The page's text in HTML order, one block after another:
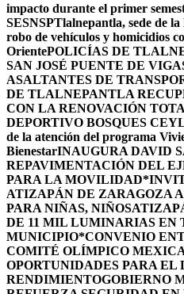
impacto durante el primer
SESNSPTlalnepantla, sede de
robo de vehículos y homicidios
OrientePOLICÍAS DE
SAN JOSÉ PUENTE DE
ASALTANTES DE
DE TLALNEPANTLA
CON LA RENOVACIÓN
DEPORTIVO BOSQUES
de la atención del programa
BienestarINAUGURA DAVID
REPAVIMENTACIÓN DEL
PARA LA MOVILIDAD
ATIZAPÁN DE ZARAGOZA
PARA NIÑAS, NIÑOS
DE 11 MIL LUMINARIAS EN
MUNICIPIO*CONVENIO
COMITÉ OLÍMPICO
OPORTUNIDADES PARA EL
RENDIMIENTOGOBIERNO